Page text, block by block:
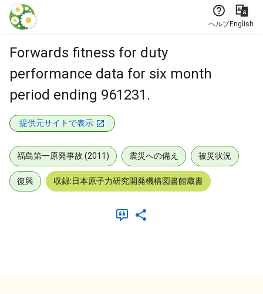
本文に飛ぶ
ヘルプEnglish
Forwards fitness for duty
performance data for six month
period ending 961231.
提供元サイトで表示
福島第一原発事故 (2011) 震災への備え 被災状況
復興 収録:日本原子力研究開発機構図書館蔵書